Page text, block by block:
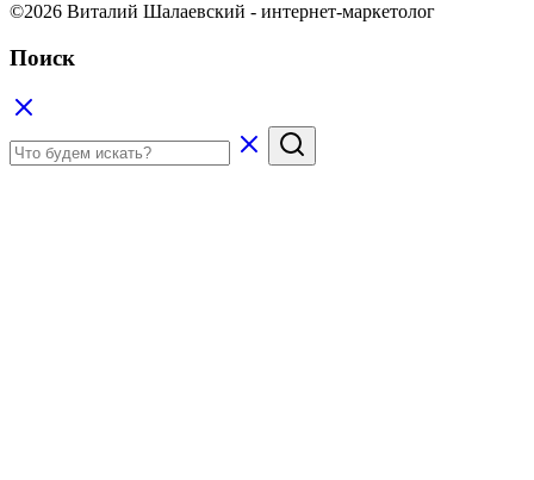
©2026 Виталий Шалаевский - интернет-маркетолог
Поиск